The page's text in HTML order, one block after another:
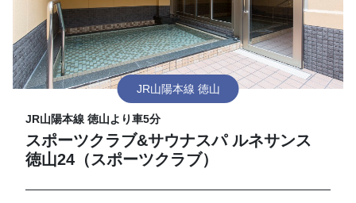
JR山陽本線 徳山
JR山陽本線 徳山より車5分
スポーツクラブ&サウナスパ ルネサンス
徳山24（スポーツクラブ）